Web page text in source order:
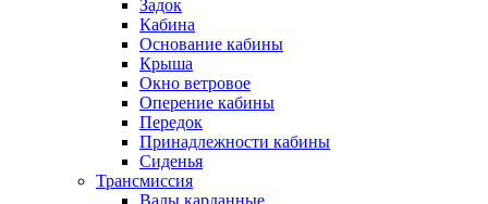
Задок
Кабина
Основание кабины
Крыша
Окно ветровое
Оперение кабины
Передок
Принадлежности кабины
Сиденья
Трансмиссия
Валы карданные